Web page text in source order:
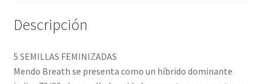
Descripción
5 SEMILLAS FEMINIZADAS
Mendo Breath se presenta como un híbrido dominante